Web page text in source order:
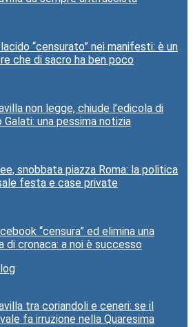
“censurato” nei manifesti: è un
che di sacro ha ben poco
non legge, chiude l’edicola di
Galati: una pessima notizia
snobbata piazza Roma: la politica
festa e case private
“censura” ed elimina una
di cronaca: a noi è successo
tra coriandoli e ceneri: se il
fa irruzione nella Quaresima